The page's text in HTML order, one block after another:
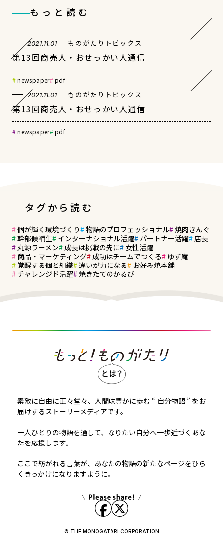
もっと読む
2021.11.01 ものがたりトピックス
第13回商売人・おせっかい人通信
newspaper pdf
2021.11.01 ものがたりトピックス
第13回商売人・おせっかい人通信
newspaper pdf
タグから読む
個が輝く環境づくり 物語のプロフェッショナル 焼肉きんぐ
幹部候補生 インターナショナル活躍 パートナー活躍 店長
丸源ラーメン 成長は挑戦の先に
女性活躍
商品・マーケティング 成功はチームでつくる
ゆず庵
覚醒する個と組織 違いが力になる
お好み焼本舗
チャレンジド活躍 焼きたてのかるび
素敵に自由に正々堂々、人間味豊かに歩む “ 自分物語 ” をお
届けするストーリーメディアです。
一人ひとりの物語を通して、なりたい自分へ一歩近づくあな
たを応援します。
ここで紡がれる言葉が、あなたの物語の新たなページをひら
くきっかけになりますように。
© THE MONOGATARI CORPORATION